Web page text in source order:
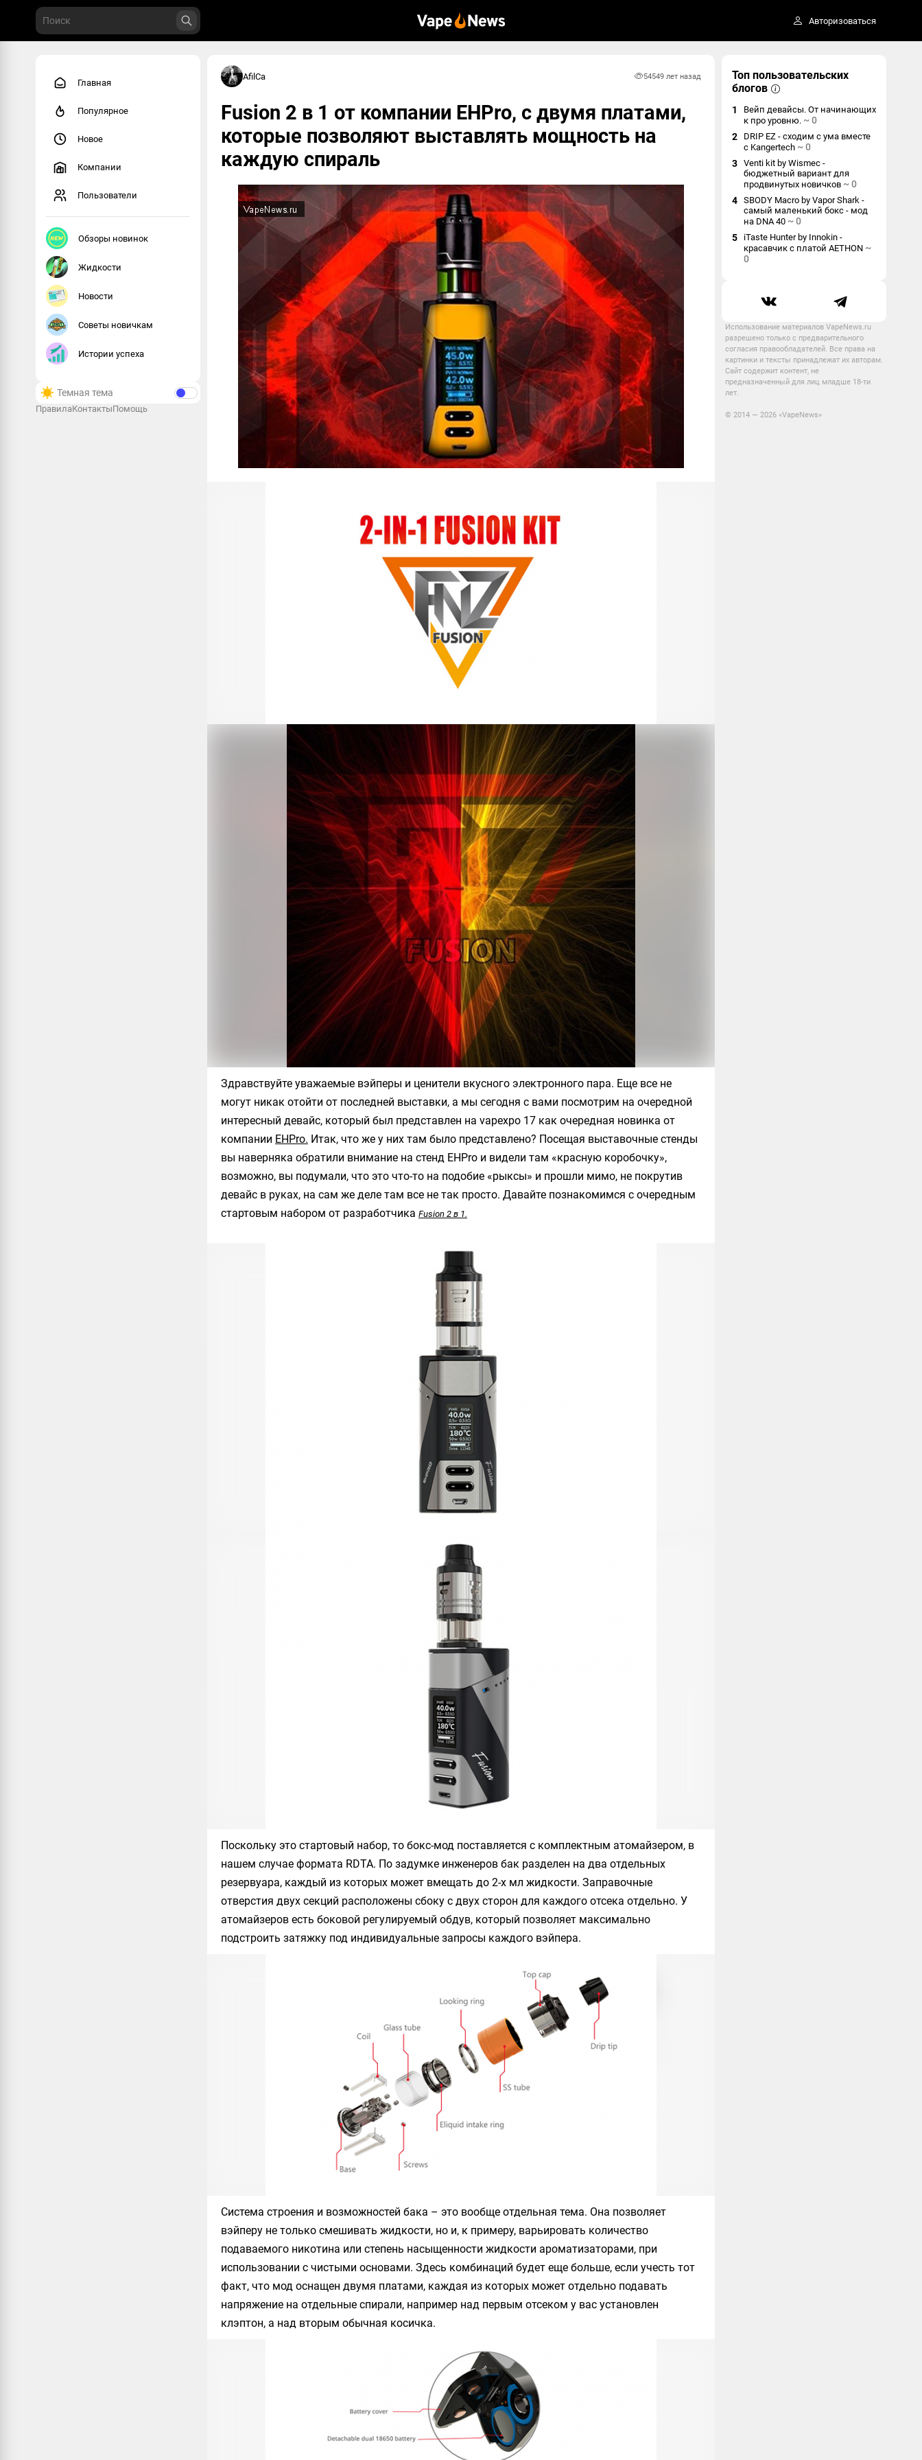
Авторизоваться
Главная
Популярное
Новое
Компании
Пользователи
Обзоры новинок
Жидкости
Новости
Советы новичкам
Истории успеха
Темная тема
ПравилаКонтактыПомощь
AfilCa 54549 лет назад
Fusion 2 в 1 от компании EHPro, с двумя платами,
которые позволяют выставлять мощность на
каждую спираль
Здравствуйте уважаемые вэйперы и ценители вкусного электронного пара. Еще все не
могут никак отойти от последней выставки, а мы сегодня с вами посмотрим на очередной
интересный девайс, который был представлен на vapexpo 17 как очередная новинка от
компании EHPro. Итак, что же у них там было представлено? Посещая выставочные стенды
вы наверняка обратили внимание на стенд EHPro и видели там «красную коробочку»,
возможно, вы подумали, что это что-то на подобие «рыксы» и прошли мимо, не покрутив
девайс в руках, на сам же деле там все не так просто. Давайте познакомимся с очередным
стартовым набором от разработчика Fusion 2 в 1.
Поскольку это стартовый набор, то бокс-мод поставляется с комплектным атомайзером, в
нашем случае формата RDTA. По задумке инженеров бак разделен на два отдельных
резервуара, каждый из которых может вмещать до 2-х мл жидкости. Заправочные
отверстия двух секций расположены сбоку с двух сторон для каждого отсека отдельно. У
атомайзеров есть боковой регулируемый обдув, который позволяет максимально
подстроить затяжку под индивидуальные запросы каждого вэйпера.
Система строения и возможностей бака – это вообще отдельная тема. Она позволяет
вэйперу не только смешивать жидкости, но и, к примеру, варьировать количество
подаваемого никотина или степень насыщенности жидкости ароматизаторами, при
использовании с чистыми основами. Здесь комбинаций будет еще больше, если учесть тот
факт, что мод оснащен двумя платами, каждая из которых может отдельно подавать
напряжение на отдельные спирали, например над первым отсеком у вас установлен
клэптон, а над вторым обычная косичка.
Топ пользовательских
блогов
1
Вейп девайсы. От начинающих
к про уровню. ~0
2
DRIP EZ - сходим с ума вместе
с Kangertech ~0
3 Venti kit by Wismec -
бюджетный вариант для
продвинутых новичков ~0
4 SBODY Macro by Vapor Shark -
самый маленький бокс - мод
на DNA 40 ~0
5
iTaste Hunter by Innokin -
красавчик с платой AETHON ~
0
Использование материалов VapeNews.ru
разрешено только с предварительного
согласия правообладателей. Все права на
картинки и тексты принадлежат их авторам.
Сайт содержит контент, не
предназначенный для лиц младше 18-ти
лет.
© 2014 — 2026 «VapeNews»